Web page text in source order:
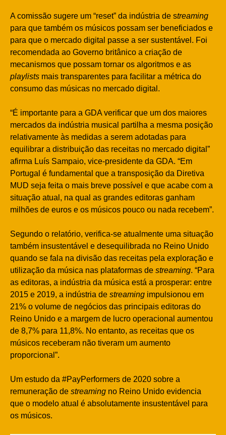
A comissão sugere um “reset” da indústria de streaming
para que também os músicos possam ser beneficiados e
para que o mercado digital passe a ser sustentável. Foi
recomendada ao Governo britânico a criação de
mecanismos que possam tornar os algoritmos e as
playlists mais transparentes para facilitar a métrica do
consumo das músicas no mercado digital.
“É importante para a GDA verificar que um dos maiores
mercados da indústria musical partilha a mesma posição
relativamente às medidas a serem adotadas para
equilibrar a distribuição das receitas no mercado digital”
afirma Luís Sampaio, vice-presidente da GDA. “Em
Portugal é fundamental que a transposição da Diretiva
MUD seja feita o mais breve possível e que acabe com a
situação atual, na qual as grandes editoras ganham
milhões de euros e os músicos pouco ou nada recebem”.
Segundo o relatório, verifica-se atualmente uma situação
também insustentável e desequilibrada no Reino Unido
quando se fala na divisão das receitas pela exploração e
utilização da música nas plataformas de streaming. “Para
as editoras, a indústria da música está a prosperar: entre
2015 e 2019, a indústria de streaming impulsionou em
21% o volume de negócios das principais editoras do
Reino Unido e a margem de lucro operacional aumentou
de 8,7% para 11,8%. No entanto, as receitas que os
músicos receberam não tiveram um aumento
proporcional”.
Um estudo da #PayPerformers de 2020 sobre a
remuneração de streaming no Reino Unido evidencia
que o modelo atual é absolutamente insustentável para
os músicos.